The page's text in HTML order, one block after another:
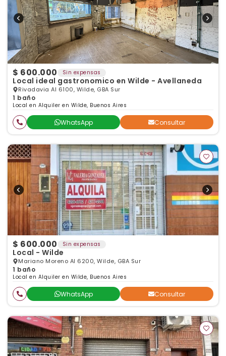
$ 600.000 Sin expensas
Local ideal gastronomico en Wilde - Avellaneda
Rivadavia Al 6100, Wilde, GBA Sur
1 baño
Local en Alquiler en Wilde, Buenos Aires
WhatsApp Consultar
$ 600.000 Sin expensas
Local - Wilde
Mariano Moreno Al 6200, Wilde, GBA Sur
1 baño
Local en Alquiler en Wilde, Buenos Aires
WhatsApp Consultar